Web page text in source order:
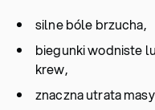
silne bóle brzucha,
biegunki wodniste
krew,
znaczna utrata masy